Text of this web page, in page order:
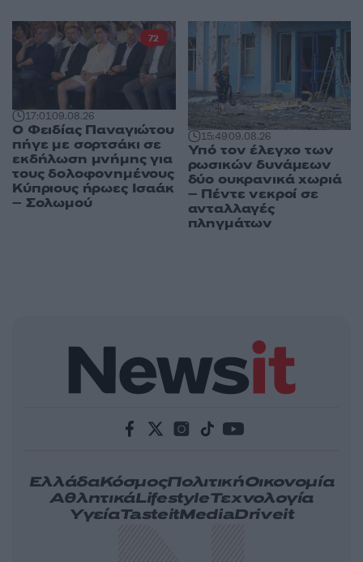
17:0109.08.26
Ο Φειδίας Παναγιώτου
πήγε με σορτσάκι σε
εκδήλωση μνήμης για
τους δολοφονημένους
Κύπριους ήρωες Ισαάκ
– Σολωμού
72
15:4909.08.26
Υπό τον έλεγχο των
ρωσικών δυνάμεων
δύο ουκρανικά χωριά
– Πέντε νεκροί σε
ανταλλαγές
πληγμάτων
ΕλλάδαΚόσμοςΠολιτικήΟικονομία
ΑθλητικάLifestyleΤεχνολογία
ΥγείαTasteitMediaDriveit